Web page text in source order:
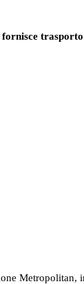
Metropolitan,